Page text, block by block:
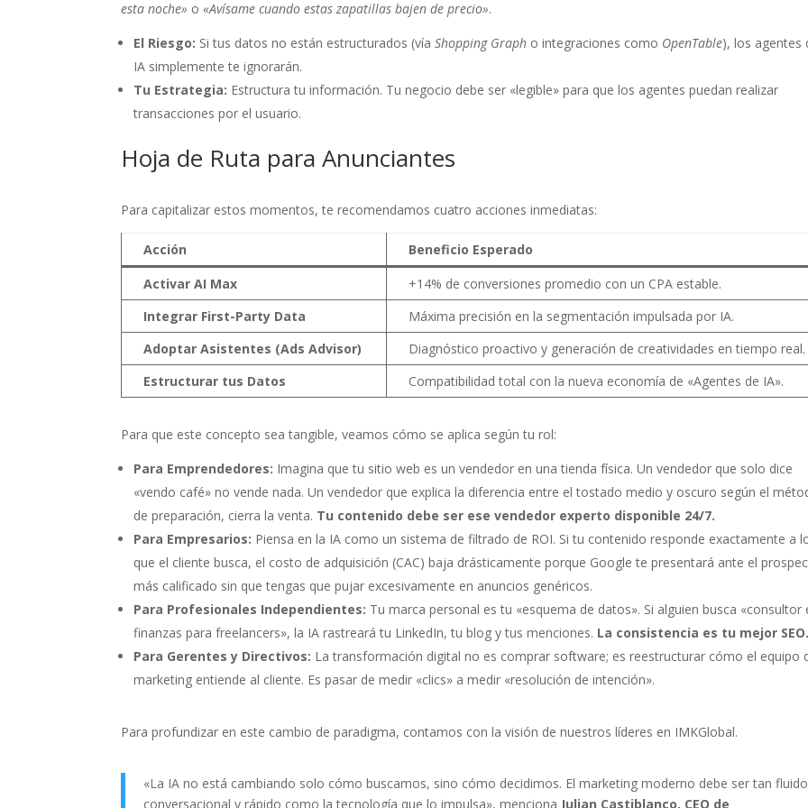
esta noche» o«Avísame cuando estas zapatillas bajen de precio».
El Riesgo: Si tus datos no están estructurados (víaShopping Graph o integraciones como OpenTable), los agentes
IA simplemente te ignorarán.
Tu Estrategia: Estructura tu información. Tu negocio debe ser «legible» para que los agentes puedan realizar
transacciones por el usuario.
Hoja de Ruta para Anunciantes
Para capitalizar estos momentos, te recomendamos cuatro acciones inmediatas:
Acción
Beneficio Esperado
Activar AI Max
+14% de conversiones promedio con un CPA estable.
Integrar First-Party Data
Máxima precisión en la segmentación impulsada por IA.
Adoptar Asistentes (Ads Advisor)
Diagnóstico proactivo y generación de creatividades en tiempo real.
Estructurar tus Datos
Compatibilidad total con la nueva economía de «Agentes de IA».
Para que este concepto sea tangible, veamos cómo se aplica según tu rol:
Para Emprendedores: Imagina que tu sitio web es un vendedor en una tienda física. Un vendedor que solo dice
«vendo café» no vende nada. Un vendedor que explica la diferencia entre el tostado medio y oscuro según el
de preparación, cierra la venta. Tu contenido debe ser ese vendedor experto disponible 24/7.
Para Empresarios: Piensa en la IA como un sistema de filtrado de ROI. Si tu contenido responde exactamente a
que el cliente busca, el costo de adquisición (CAC) baja drásticamente porque Google te presentará ante el
más calificado sin que tengas que pujar excesivamente en anuncios genéricos.
Para Profesionales Independientes: Tu marca personal es tu «esquema de datos». Si alguien busca «consultor
finanzas para freelancers», la IA rastreará tu LinkedIn, tu blog y tus menciones. La consistencia es tu mejor
Para Gerentes y Directivos: La transformación digital no es comprar software; es reestructurar cómo el equipo
marketing entiende al cliente. Es pasar de medir «clics» a medir «resolución de intención».
Para profundizar en este cambio de paradigma, contamos con la visión de nuestros líderes en IMKGlobal.
«La IA no está cambiando solo cómo buscamos, sino cómo decidimos. El marketing moderno debe ser tan
conversacional y rápido como la tecnología que lo impulsa», menciona Julian Castiblanco, CEO de